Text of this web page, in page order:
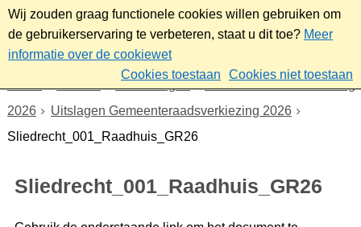
Wij zouden graag functionele cookies willen gebruiken om
de gebruikerservaring te verbeteren, staat u dit toe? Meer
informatie over de cookiewet
Cookies toestaan
Cookies niet toestaan
Verkiezingen
Gemeenteraadsverkiezing
2026
Uitslagen Gemeenteraadsverkiezing 2026
Sliedrecht_001_Raadhuis_GR26
Sliedrecht_001_Raadhuis_GR26